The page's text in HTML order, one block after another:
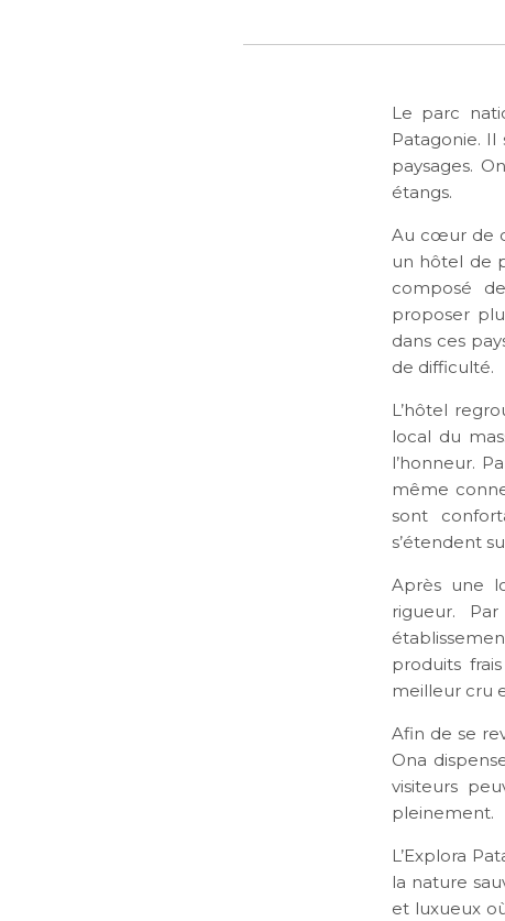
Le parc
Patagonie. Il
paysages.
étangs.
Au cœur de
un hôtel de
composé
proposer
dans ces
de difficulté.
L’hôtel
local du
l’honneur.
même
sont
s’étendent
Après une
rigueur.
produits
meilleur cru
Afin de se
Ona
visiteurs
pleinement.
L’Explora
la nature
et luxueux o